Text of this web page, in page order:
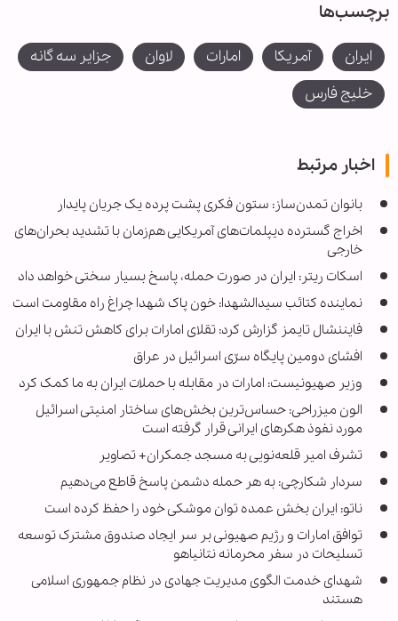
برچسب‌ها
ایران آمریکا امارات لاوان
جزایر سه گانه
خلیج فارس
اخبار مرتبط
بانوان تمدن‌ساز: ستون فکری پشت پرده یک جریان پایدار
اخراج گسترده دیپلمات‌های آمریکایی هم‌زمان با تشدید بحران‌های
خارجی
اسکات ریتر: ایران در صورت حمله، پاسخ بسیار سختی خواهد داد
نماینده کتائب سیدالشهدا: خون پاک شهدا چراغ راه مقاومت است
فایننشال تایمز گزارش کرد: تقلای امارات برای کاهش تنش با ایران
افشای دومین پایگاه سرّی اسرائیل در عراق
وزیر صهیونیست: امارات در مقابله با حملات ایران به ما کمک کرد
الون میزراحی: حساس‌ترین بخش‌های ساختار امنیتی اسرائیل
مورد نفوذ هکرهای ایرانی قرار گرفته است
تشرف امیر قلعه‌نویی به مسجد جمکران+ تصاویر
سردار شکارچی: به هر حمله دشمن پاسخ قاطع می‌دهیم
ناتو: ایران بخش عمده توان موشکی خود را حفظ کرده است
توافق امارات و رژیم صهیونی بر سر ایجاد صندوق مشترک توسعه
تسلیحات در سفر محرمانه نتانیاهو
شهدای خدمت الگوی مدیریت جهادی در نظام جمهوری اسلامی
هستند